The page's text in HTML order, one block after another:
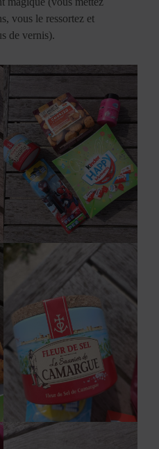
vous le ressortez et
de vernis).